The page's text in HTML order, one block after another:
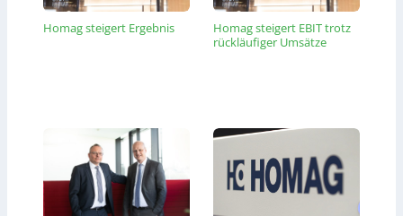
Homag steigert Ergebnis
Homag steigert EBIT trotz
rückläufiger Umsätze